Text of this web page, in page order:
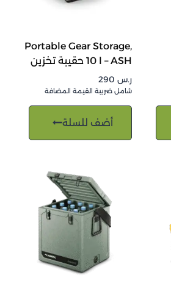
Portable Gear Storage,
10 l – ASH حقيبة تخزين
ر.س
شامل ضريبة القيمة المضافة
أضف للسلة